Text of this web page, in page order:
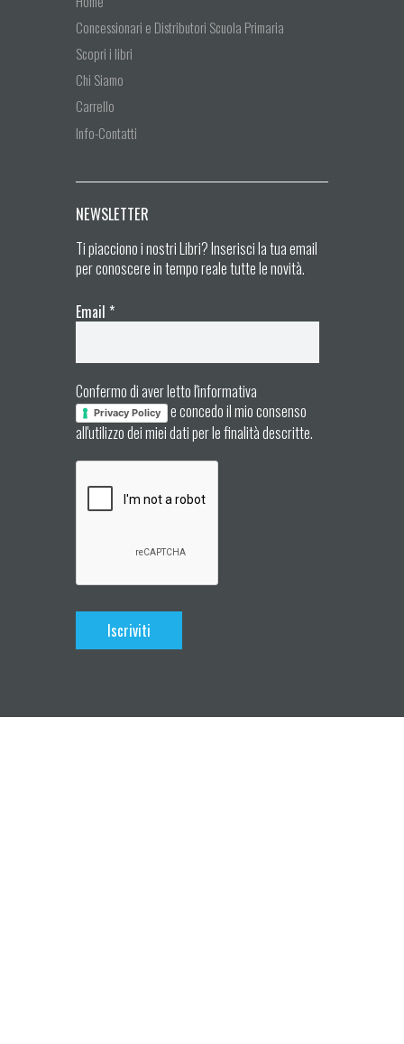
Concessionari e Distributori Scuola Primaria
Scopri i libri
Chi Siamo
Carrello
Info-Contatti
NEWSLETTER
Ti piacciono i nostri Libri? Inserisci la tua email
per conoscere in tempo reale tutte le novità.
Email *
Confermo di aver letto l'informativa
Privacy Policy
e concedo il mio consenso
all'utilizzo dei miei dati per le finalità descritte.